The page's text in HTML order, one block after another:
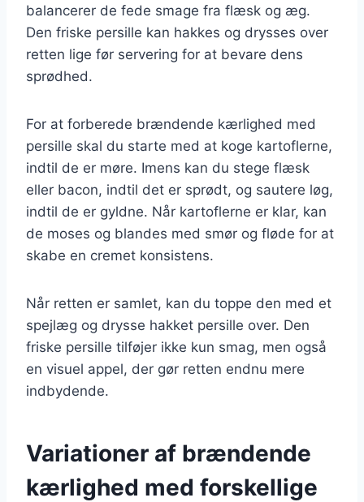
balancerer de fede smage fra flæsk og æg.
Den friske persille kan hakkes og drysses over
retten lige før servering for at bevare dens
sprødhed.
For at forberede brændende kærlighed med
persille skal du starte med at koge kartoflerne,
indtil de er møre. Imens kan du stege flæsk
eller bacon, indtil det er sprødt, og sautere løg,
indtil de er gyldne. Når kartoflerne er klar, kan
de moses og blandes med smør og fløde for at
skabe en cremet konsistens.
Når retten er samlet, kan du toppe den med et
spejlæg og drysse hakket persille over. Den
friske persille tilføjer ikke kun smag, men også
en visuel appel, der gør retten endnu mere
indbydende.
Variationer af brændende
kærlighed med forskellige